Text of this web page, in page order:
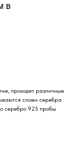
в
проходят различные
слоем серебра
серебро 925 пробы